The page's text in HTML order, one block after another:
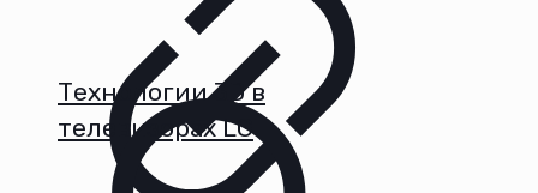
Технологии 3D в
телевизорах LG